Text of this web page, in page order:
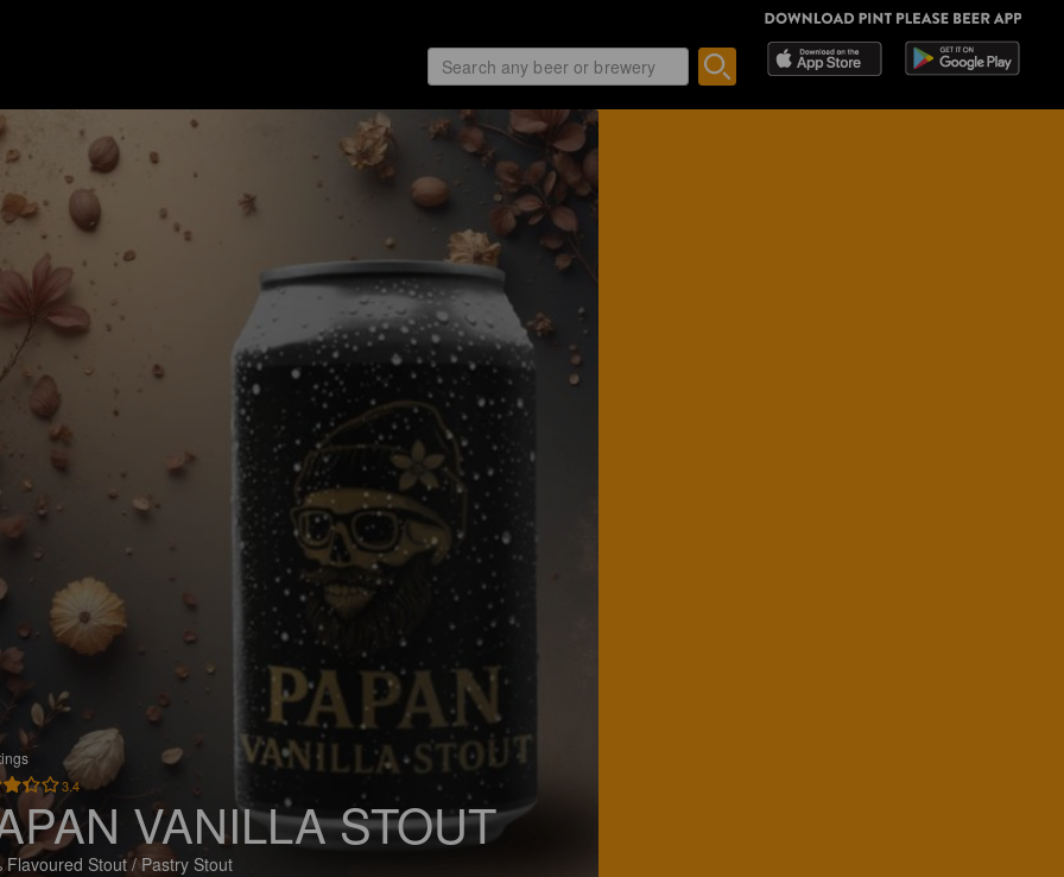
3.4
VANILLA STOUT
Flavoured Stout / Pastry Stout